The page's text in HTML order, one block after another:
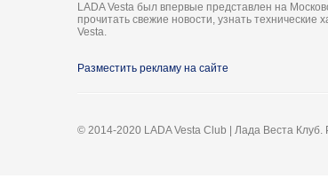
LADA Vesta был впервые представлен на
прочитать свежие новости, узнать
Vesta.
Разместить рекламу на сайте
© 2014-2020 LADA Vesta Club | Лада Веста Клуб.